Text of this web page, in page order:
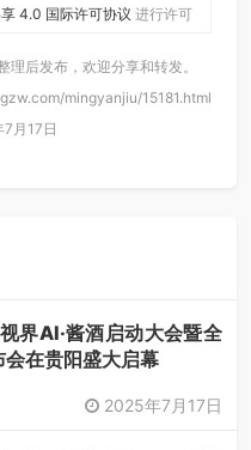
4.0 国际许可协议 进行许可
理后发布，欢迎分享和转发。
mingyanjiu/15181.html
月17日
界AI·酱酒启动大会暨全
在贵阳盛大启幕
2025年7月17日